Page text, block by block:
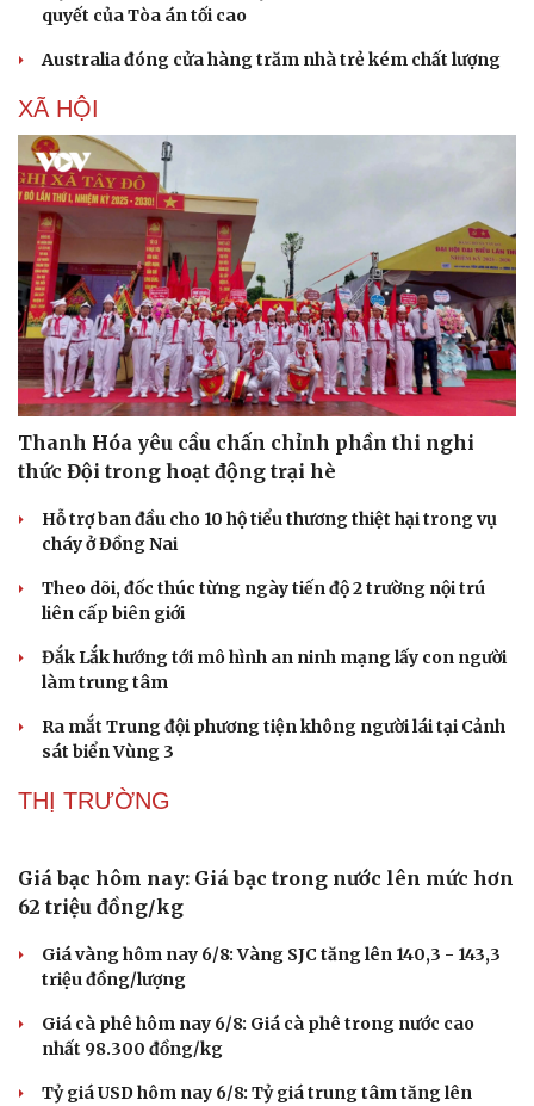
Thông tin doanh nghiệp
Doanh nghiệp 24h
Doanh nhân
Vì cộng đồng
Sành điệu
Trải nghiệm
Chuyển đổi số
quyết của Tòa án tối cao
Australia đóng cửa hàng trăm nhà trẻ kém chất lượng
XÃ HỘI
Thanh Hóa yêu cầu chấn chỉnh phần thi nghi
thức Đội trong hoạt động trại hè
Hỗ trợ ban đầu cho 10 hộ tiểu thương thiệt hại trong vụ
cháy ở Đồng Nai
Theo dõi, đốc thúc từng ngày tiến độ 2 trường nội trú
liên cấp biên giới
Đắk Lắk hướng tới mô hình an ninh mạng lấy con người
làm trung tâm
Ra mắt Trung đội phương tiện không người lái tại Cảnh
sát biển Vùng 3
THỊ TRƯỜNG